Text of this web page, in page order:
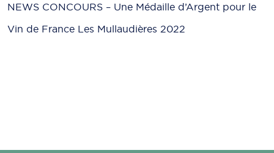
NEWS CONCOURS – Une Médaille d’Argent pour le
Vin de France Les Mullaudières 2022